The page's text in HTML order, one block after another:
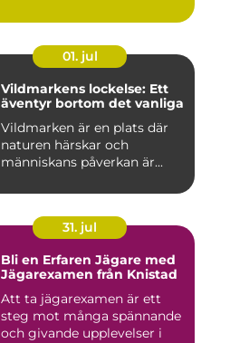
01. jul
Vildmarkens lockelse: Ett
äventyr bortom det vanliga
Vildmarken är en plats där
naturen härskar och
människans påverkan är...
31. jul
Bli en Erfaren Jägare med
Jägarexamen från Knistad
Att ta jägarexamen är ett
steg mot många spännande
och givande upplevelser i